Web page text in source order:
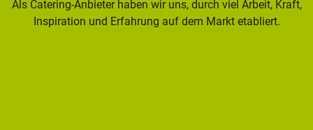
Als Catering-Anbieter haben wir uns, durch viel Arbeit, Kraft,
Inspiration und Erfahrung auf dem Markt etabliert.